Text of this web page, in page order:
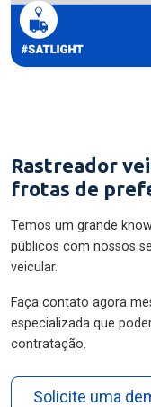
Rastreador
frotas de
Temos um grande
públicos com nossos
veicular.
Faça contato agora
especializada que
contratação.
Solicite uma